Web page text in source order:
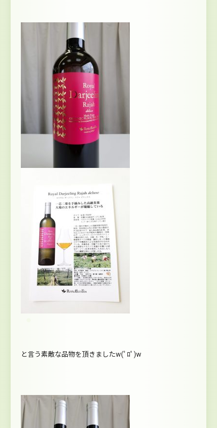
と言う素敵な品物を頂きましたw(ﾟﾛﾟ)w